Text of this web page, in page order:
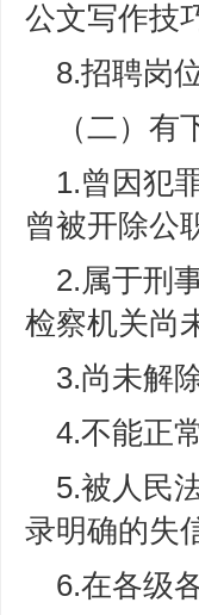
公文写作技
8.招聘岗
（二）
1.曾因犯
曾被开除公
2.属于刑
检察机关尚
3.尚未解
4.不能正
5.被人民
录明确的失
6.在各级